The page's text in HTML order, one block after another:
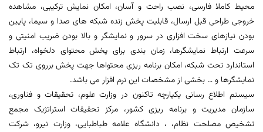
محیط کاملا فارسی، نصب راحت و آسان، امکان نمایش ترکیبی، مشاهده
خروجی طراحی قبل ارسال، قابلیت پخش زنده شبکه های صدا و سیما، پایین
بودن نیازهای سخت افزاری در سرور و نمایشگر و بالا بودن ضریب امنیتی و
سرعت ارتباط نمایشگرها، زمان بندی برای پخش محتوای دلخواه، ارتباط
استاندارد تحت شبکه، امکان برنامه ریزی محتواها جهت پخش برروی تک تک
نمایشگرها و … بخشی از مشخصات این نرم افزار می باشد.
سیستم اطلاع رسانی یکپارچه تاکنون در وزارت علوم، تحقیقات و فناوری،
سازمان مدیریت و برنامه ریزی کشور، مرکز تحقیقات استراتژیک مجمع
تشخیص مصلحت نظام، ، دانشگاه علامه طباطبایی، وزارت نیرو، شرکت